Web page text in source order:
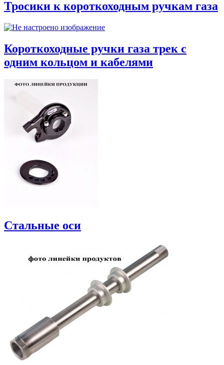
Тросики к короткоходным ручкам газа
Короткоходные ручки газа трек с
одним кольцом и кабелями
Стальные оси